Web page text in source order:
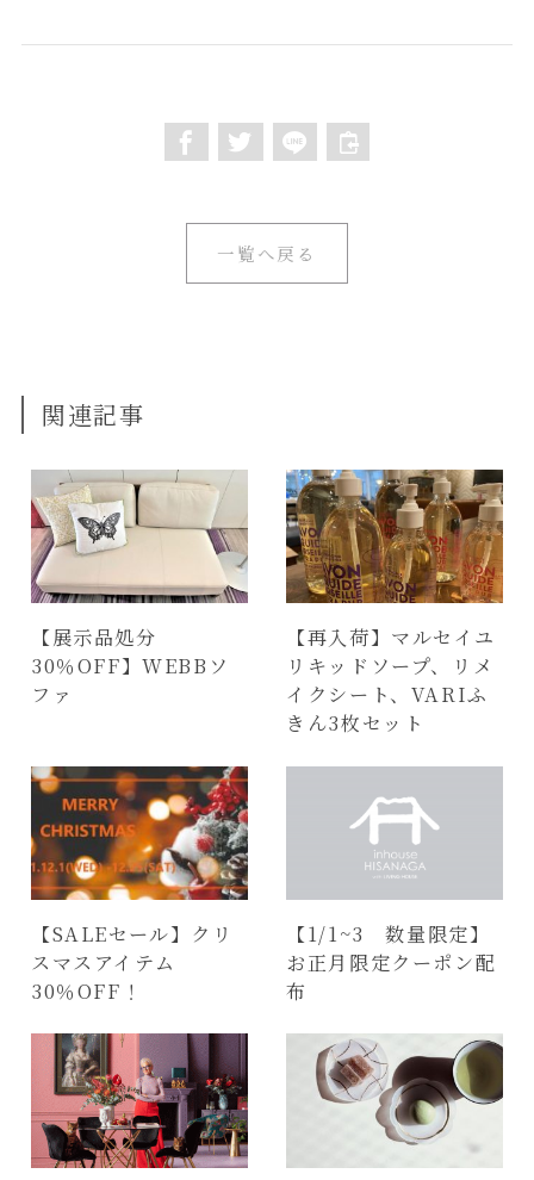
一覧へ戻る
関連記事
【展示品処分
30％OFF】WEBBソ
ファ
【再入荷】マルセイユ
リキッドソープ、リメ
イクシート、VARIふ
きん3枚セット
【SALEセール】クリ
スマスアイテム
30％OFF！
【1/1~3 数量限定】
お正月限定クーポン配
布